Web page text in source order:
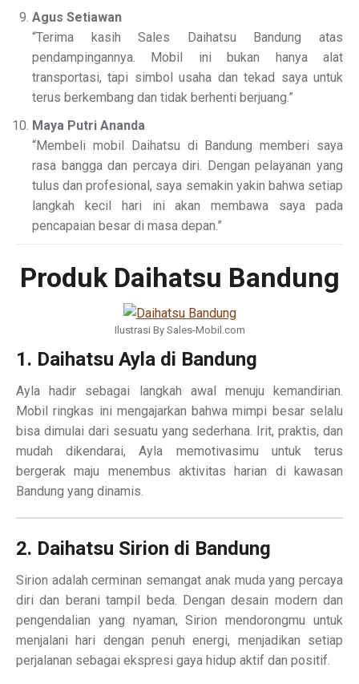
Agus Setiawan
“Terima kasih Sales Daihatsu Bandung atas
pendampingannya. Mobil ini bukan hanya alat
transportasi, tapi simbol usaha dan tekad saya untuk
terus berkembang dan tidak berhenti berjuang.”
Maya Putri Ananda
“Membeli mobil Daihatsu di Bandung memberi saya
rasa bangga dan percaya diri. Dengan pelayanan yang
tulus dan profesional, saya semakin yakin bahwa setiap
langkah kecil hari ini akan membawa saya pada
pencapaian besar di masa depan.”
Produk Daihatsu Bandung
Ilustrasi By Sales-Mobil.com
1. Daihatsu Ayla di Bandung
Ayla hadir sebagai langkah awal menuju kemandirian.
Mobil ringkas ini mengajarkan bahwa mimpi besar selalu
bisa dimulai dari sesuatu yang sederhana. Irit, praktis, dan
mudah dikendarai, Ayla memotivasimu untuk terus
bergerak maju menembus aktivitas harian di kawasan
Bandung yang dinamis.
2. Daihatsu Sirion di Bandung
Sirion adalah cerminan semangat anak muda yang percaya
diri dan berani tampil beda. Dengan desain modern dan
pengendalian yang nyaman, Sirion mendorongmu untuk
menjalani hari dengan penuh energi, menjadikan setiap
perjalanan sebagai ekspresi gaya hidup aktif dan positif.